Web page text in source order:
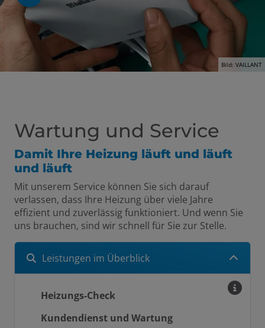
Bild: VAILLANT
Wartung und Service
Damit Ihre Heizung läuft und läuft
und läuft
Mit unserem Service können Sie sich darauf
verlassen, dass Ihre Heizung über viele Jahre
effizient und zuverlässig funktioniert. Und wenn Sie
uns brauchen, sind wir schnell für Sie zur Stelle.
Leistungen im Überblick
Heizungs-Check
Kundendienst und Wartung